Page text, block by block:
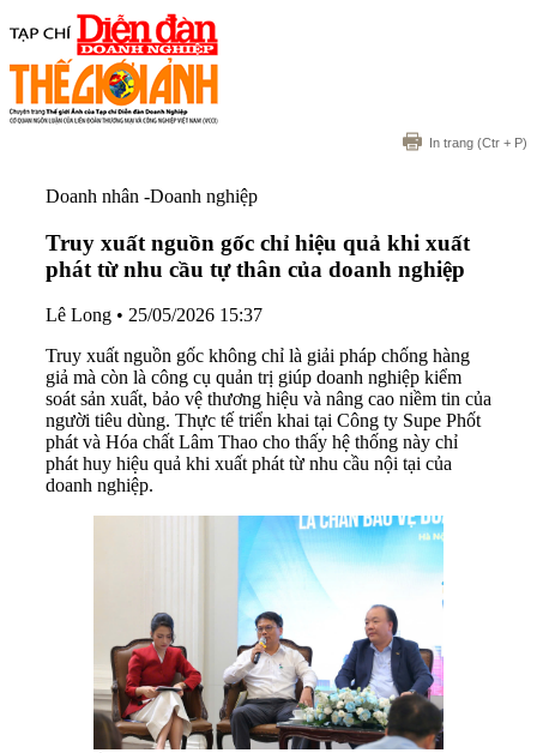
In trang (Ctr + P)
Doanh nhân -Doanh nghiệp
Truy xuất nguồn gốc chỉ hiệu quả khi xuất
phát từ nhu cầu tự thân của doanh nghiệp
Lê Long • 25/05/2026 15:37
Truy xuất nguồn gốc không chỉ là giải pháp chống hàng
giả mà còn là công cụ quản trị giúp doanh nghiệp kiểm
soát sản xuất, bảo vệ thương hiệu và nâng cao niềm tin của
người tiêu dùng. Thực tế triển khai tại Công ty Supe Phốt
phát và Hóa chất Lâm Thao cho thấy hệ thống này chỉ
phát huy hiệu quả khi xuất phát từ nhu cầu nội tại của
doanh nghiệp.